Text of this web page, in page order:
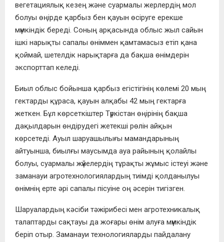
вегетациялық кезең және суармалы жерлердің мол
болуы өңірде қарбыз бен қауын өсіруге ерекше
мүмкіндік береді. Соның арқасында облыс жыл сайын
ішкі нарықты сапалы өніммен қамтамасыз етіп қана
қоймай, шетелдік нарықтарға да бақша өнімдерін
экспорттап келеді.
Биыл облыс бойынша қарбыз егістігінің көлемі 20 мың
гектарды құраса, қауын алқабы 42 мың гектарға
жеткен. Бұл көрсеткіштер Түркістан өңірінің бақша
дақылдарын өндірудегі жетекші рөлін айқын
көрсетеді. Ауыл шаруашылығы мамандарының
айтуынша, биылғы маусымда ауа райының қолайлы
болуы, суармалы жүйелердің тұрақты жұмыс істеуі және
заманауи агротехнологиялардың тиімді қолданылуы
өнімнің ерте әрі сапалы пісуіне оң әсерін тигізген.
Шаруалардың кәсіби тәжірибесі мен агротехникалық
талаптарды сақтауы да жоғары өнім алуға мүмкіндік
беріп отыр. Заманауи технологияларды пайдалану